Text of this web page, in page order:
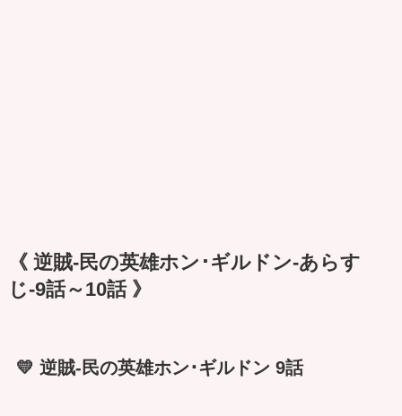
《 逆賊-民の英雄ホン･ギルドン-あらす
じ-9話～10話 》
💛 逆賊-民の英雄ホン･ギルドン 9話